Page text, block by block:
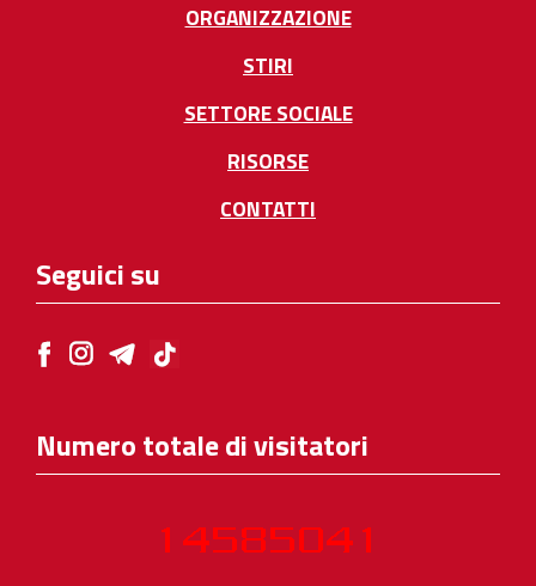
ORGANIZZAZIONE
STIRI
SETTORE SOCIALE
RISORSE
CONTATTI
Seguici su
Numero totale di visitatori